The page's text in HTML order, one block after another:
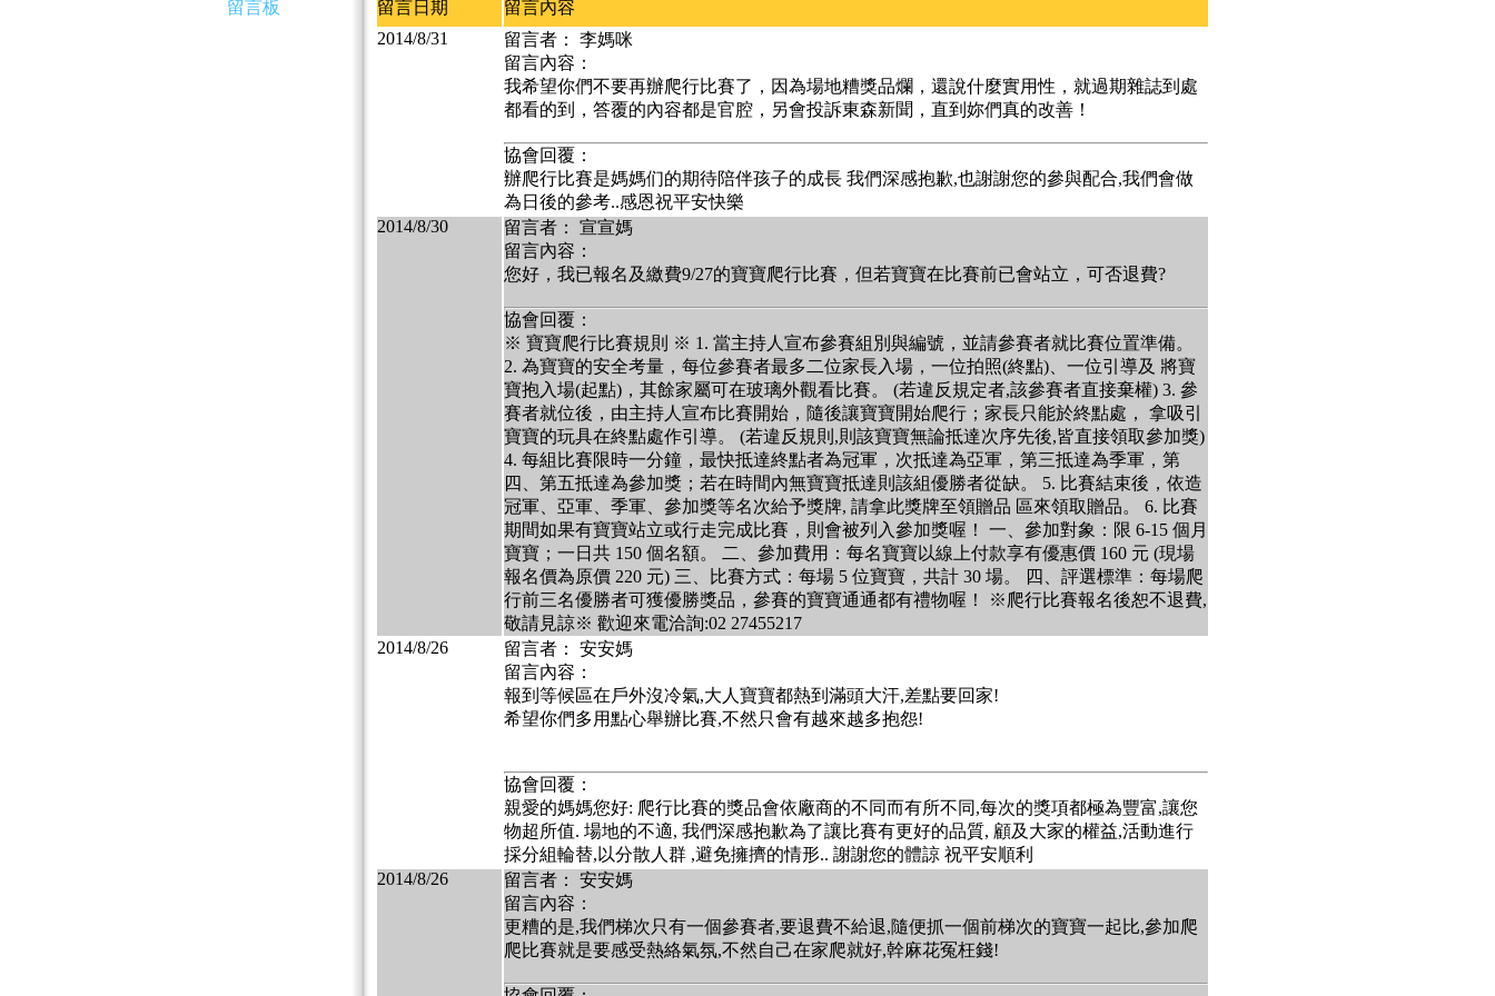
留言板 留言日期
留言內容
2014/8/31
留言者： 李媽咪
留言內容：
我希望你們不要再辦爬行比賽了，因為場地糟獎品爛，還說什麼實用性，就過期雜誌到處
都看的到，答覆的內容都是官腔，另會投訴東森新聞，直到妳們真的改善！
協會回覆：
辦爬行比賽是媽媽们的期待陪伴孩子的成長 我們深感抱歉,也謝謝您的參與配合,我們會做
為日後的參考..感恩祝平安快樂
2014/8/30
留言者： 宣宣媽
留言內容：
您好，我已報名及繳費9/27的寶寶爬行比賽，但若寶寶在比賽前已會站立，可否退費?
協會回覆：
※ 寶寶爬行比賽規則 ※ 1. 當主持人宣布參賽組別與編號，並請參賽者就比賽位置準備。
2. 為寶寶的安全考量，每位參賽者最多二位家長入場，一位拍照(終點)、一位引導及 將寶
寶抱入場(起點)，其餘家屬可在玻璃外觀看比賽。 (若違反規定者,該參賽者直接棄權) 3. 參
賽者就位後，由主持人宣布比賽開始，隨後讓寶寶開始爬行；家長只能於終點處， 拿吸引
寶寶的玩具在終點處作引導。 (若違反規則,則該寶寶無論抵達次序先後,皆直接領取參加獎)
4. 每組比賽限時一分鐘，最快抵達終點者為冠軍，次抵達為亞軍，第三抵達為季軍，第
四、第五抵達為參加獎；若在時間內無寶寶抵達則該組優勝者從缺。 5. 比賽結束後，依造
冠軍、亞軍、季軍、參加獎等名次給予獎牌, 請拿此獎牌至領贈品 區來領取贈品。 6. 比賽
期間如果有寶寶站立或行走完成比賽，則會被列入參加獎喔！ 一、參加對象：限 6-15 個月
寶寶；一日共 150 個名額。 二、參加費用：每名寶寶以線上付款享有優惠價 160 元 (現場
報名價為原價 220 元) 三、比賽方式：每場 5 位寶寶，共計 30 場。 四、評選標準：每場爬
行前三名優勝者可獲優勝獎品，參賽的寶寶通通都有禮物喔！ ※爬行比賽報名後恕不退費,
敬請見諒※ 歡迎來電洽詢:02 27455217
2014/8/26
留言者： 安安媽
留言內容：
報到等候區在戶外沒冷氣,大人寶寶都熱到滿頭大汗,差點要回家!
希望你們多用點心舉辦比賽,不然只會有越來越多抱怨!
協會回覆：
親愛的媽媽您好: 爬行比賽的獎品會依廠商的不同而有所不同,每次的獎項都極為豐富,讓您
物超所值. 場地的不適, 我們深感抱歉為了讓比賽有更好的品質, 顧及大家的權益,活動進行
採分組輪替,以分散人群 ,避免擁擠的情形.. 謝謝您的體諒 祝平安順利
2014/8/26
留言者： 安安媽
留言內容：
更糟的是,我們梯次只有一個參賽者,要退費不給退,隨便抓一個前梯次的寶寶一起比,參加爬
爬比賽就是要感受熱絡氣氛,不然自己在家爬就好,幹麻花冤枉錢!